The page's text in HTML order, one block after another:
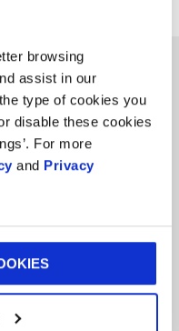
browsing
assist in our
type of cookies you
disable these cookies
For more
and Privacy